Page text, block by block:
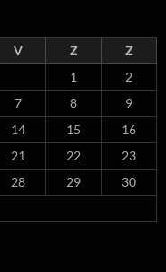
V Z
Z
1
2
7 8
9
14 15
16
21 22
23
28 29
30